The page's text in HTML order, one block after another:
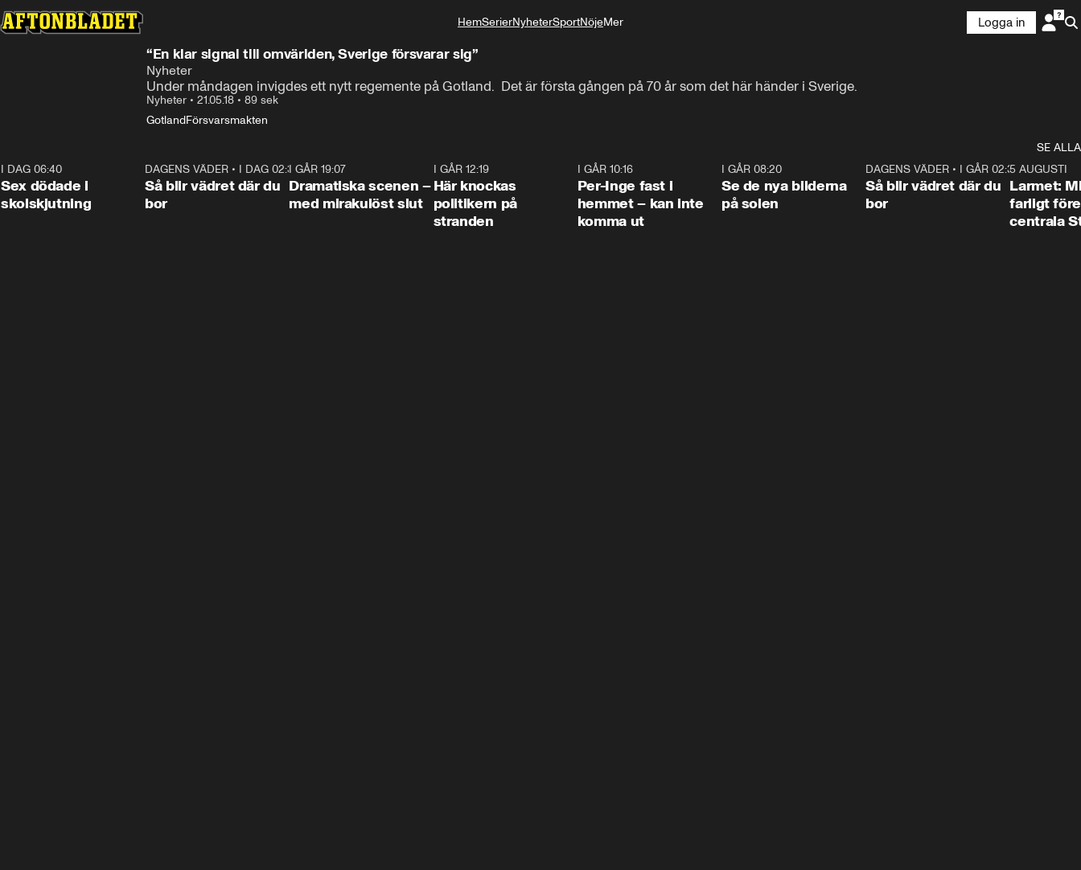
HemSerierNyheterSportNöjeMer
Logga in
“En klar signal till omvärlden, Sverige försvarar sig”
Nyheter
Under måndagen invigdes ett nytt regemente på Gotland.  Det är första gången på 70 år som det här händer i Sverige.
Nyheter • 21.05.18 • 89 sek
GotlandFörsvarsmakten
SE ALLA
I DAG 06:40
Sex dödade i
skolskjutning
1:06
DAGENS VÄDER • I DAG 02:30
Så blir vädret där du
bor
I GÅR 19:07
Dramatiska scenen –
med mirakulöst slut
I GÅR 12:19
Här knockas
politikern på
stranden
I GÅR 10:16
Per-Inge fast i
hemmet – kan inte
komma ut
I GÅR 08:20
Se de nya bilderna
på solen
1:06
DAGENS VÄDER • I GÅR 02:30
Så blir vädret där du
bor
5 AUGUSTI
Larmet:
farligt
centrala